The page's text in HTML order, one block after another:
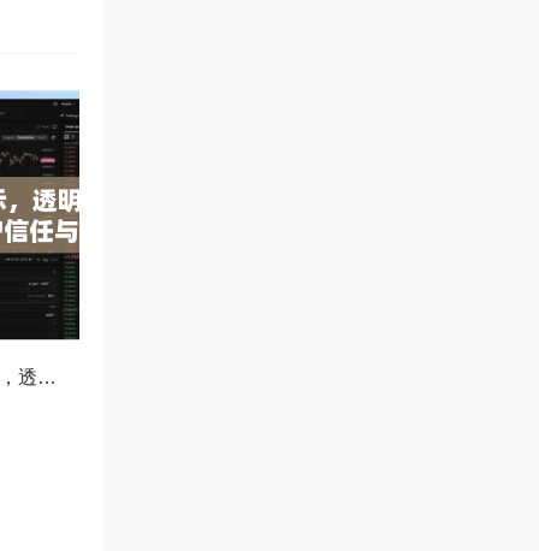
OKX减仓比例公示，透明化运营如何重塑用户信任与市场格局